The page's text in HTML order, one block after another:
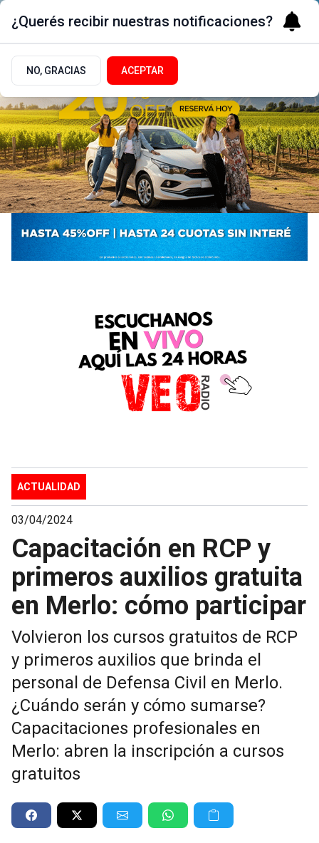
ACTUALIDAD
03/04/2024
Capacitación en RCP y
primeros auxilios gratuita
en Merlo: cómo participar
Volvieron los cursos gratuitos de RCP
y primeros auxilios que brinda el
personal de Defensa Civil en Merlo.
¿Cuándo serán y cómo sumarse?
Capacitaciones profesionales en
Merlo: abren la inscripción a cursos
gratuitos
¿Querés recibir nuestras notificaciones?
NO, GRACIAS ACEPTAR